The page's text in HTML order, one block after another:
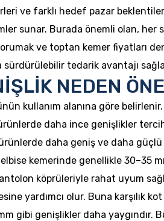
ve farklı hedef pazar
sunar. Burada önemli olan, her
ve toptan kemer fiyatları
sürdürülebilir tedarik avantajı
NEDEN
kullanım alanına göre belirlenir.
daha ince genişlikler
daha geniş ve daha
kemerinde genellikle 30–35
köprüleriyle rahat uyum
yardımcı olur. Buna karşılık
gibi genişlikler daha yaygındır.